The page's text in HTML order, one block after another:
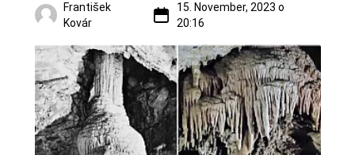
František
Kovár
15. November, 2023 o
20:16
Regióny